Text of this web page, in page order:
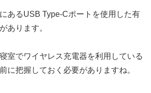
あるUSB Type-Cポートを使用した有
あります。
室でワイヤレス充電器を利用している
に把握しておく必要がありますね。